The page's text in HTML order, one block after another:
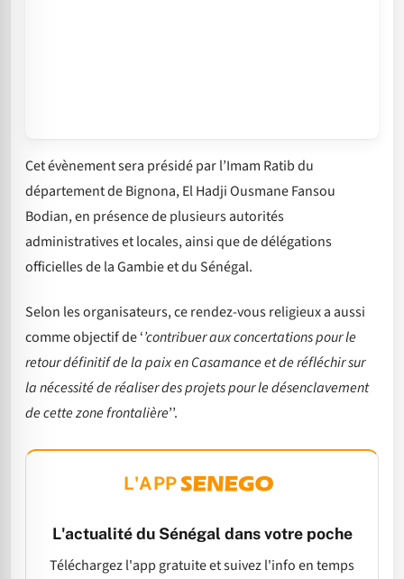
Cet évènement sera présidé par l’Imam Ratib du
département de Bignona, El Hadji Ousmane Fansou
Bodian, en présence de plusieurs autorités
administratives et locales, ainsi que de délégations
officielles de la Gambie et du Sénégal.
Selon les organisateurs, ce rendez-vous religieux a aussi
comme objectif de ‘’contribuer aux concertations pour le
retour définitif de la paix en Casamance et de réfléchir sur
la nécessité de réaliser des projets pour le désenclavement
de cette zone frontalière’’.
L'APP
L'actualité du Sénégal dans votre poche
Téléchargez l'app gratuite et suivez l'info en temps